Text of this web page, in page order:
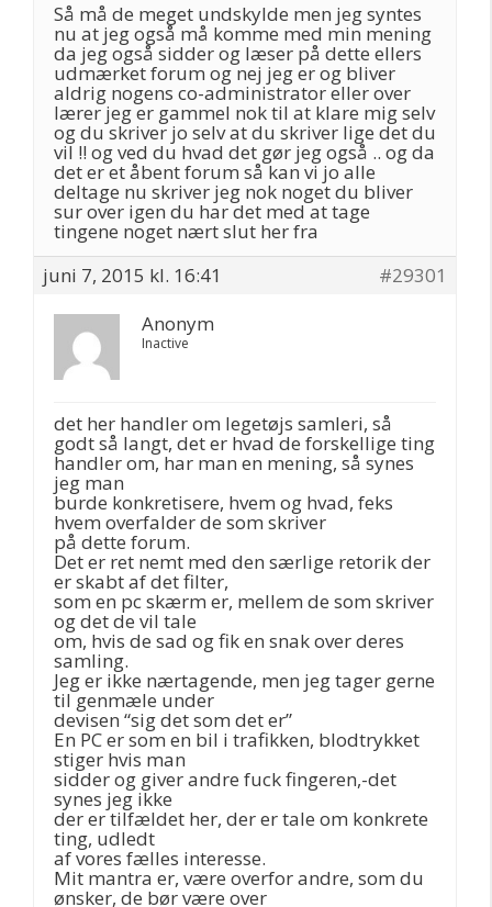
Så må de meget undskylde men jeg syntes
nu at jeg også må komme med min mening
da jeg også sidder og læser på dette ellers
udmærket forum og nej jeg er og bliver
aldrig nogens co-administrator eller over
lærer jeg er gammel nok til at klare mig selv
og du skriver jo selv at du skriver lige det du
vil !! og ved du hvad det gør jeg også .. og da
det er et åbent forum så kan vi jo alle
deltage nu skriver jeg nok noget du bliver
sur over igen du har det med at tage
tingene noget nært slut her fra
juni 7, 2015 kl. 16:41
#29301
Anonym
Inactive
det her handler om legetøjs samleri, så
godt så langt, det er hvad de forskellige ting
handler om, har man en mening, så synes
jeg man
burde konkretisere, hvem og hvad, feks
hvem overfalder de som skriver
på dette forum.
Det er ret nemt med den særlige retorik der
er skabt af det filter,
som en pc skærm er, mellem de som skriver
og det de vil tale
om, hvis de sad og fik en snak over deres
samling.
Jeg er ikke nærtagende, men jeg tager gerne
til genmæle under
devisen “sig det som det er”
En PC er som en bil i trafikken, blodtrykket
stiger hvis man
sidder og giver andre fuck fingeren,-det
synes jeg ikke
der er tilfældet her, der er tale om konkrete
ting, udledt
af vores fælles interesse.
Mit mantra er, være overfor andre, som du
ønsker, de bør være over